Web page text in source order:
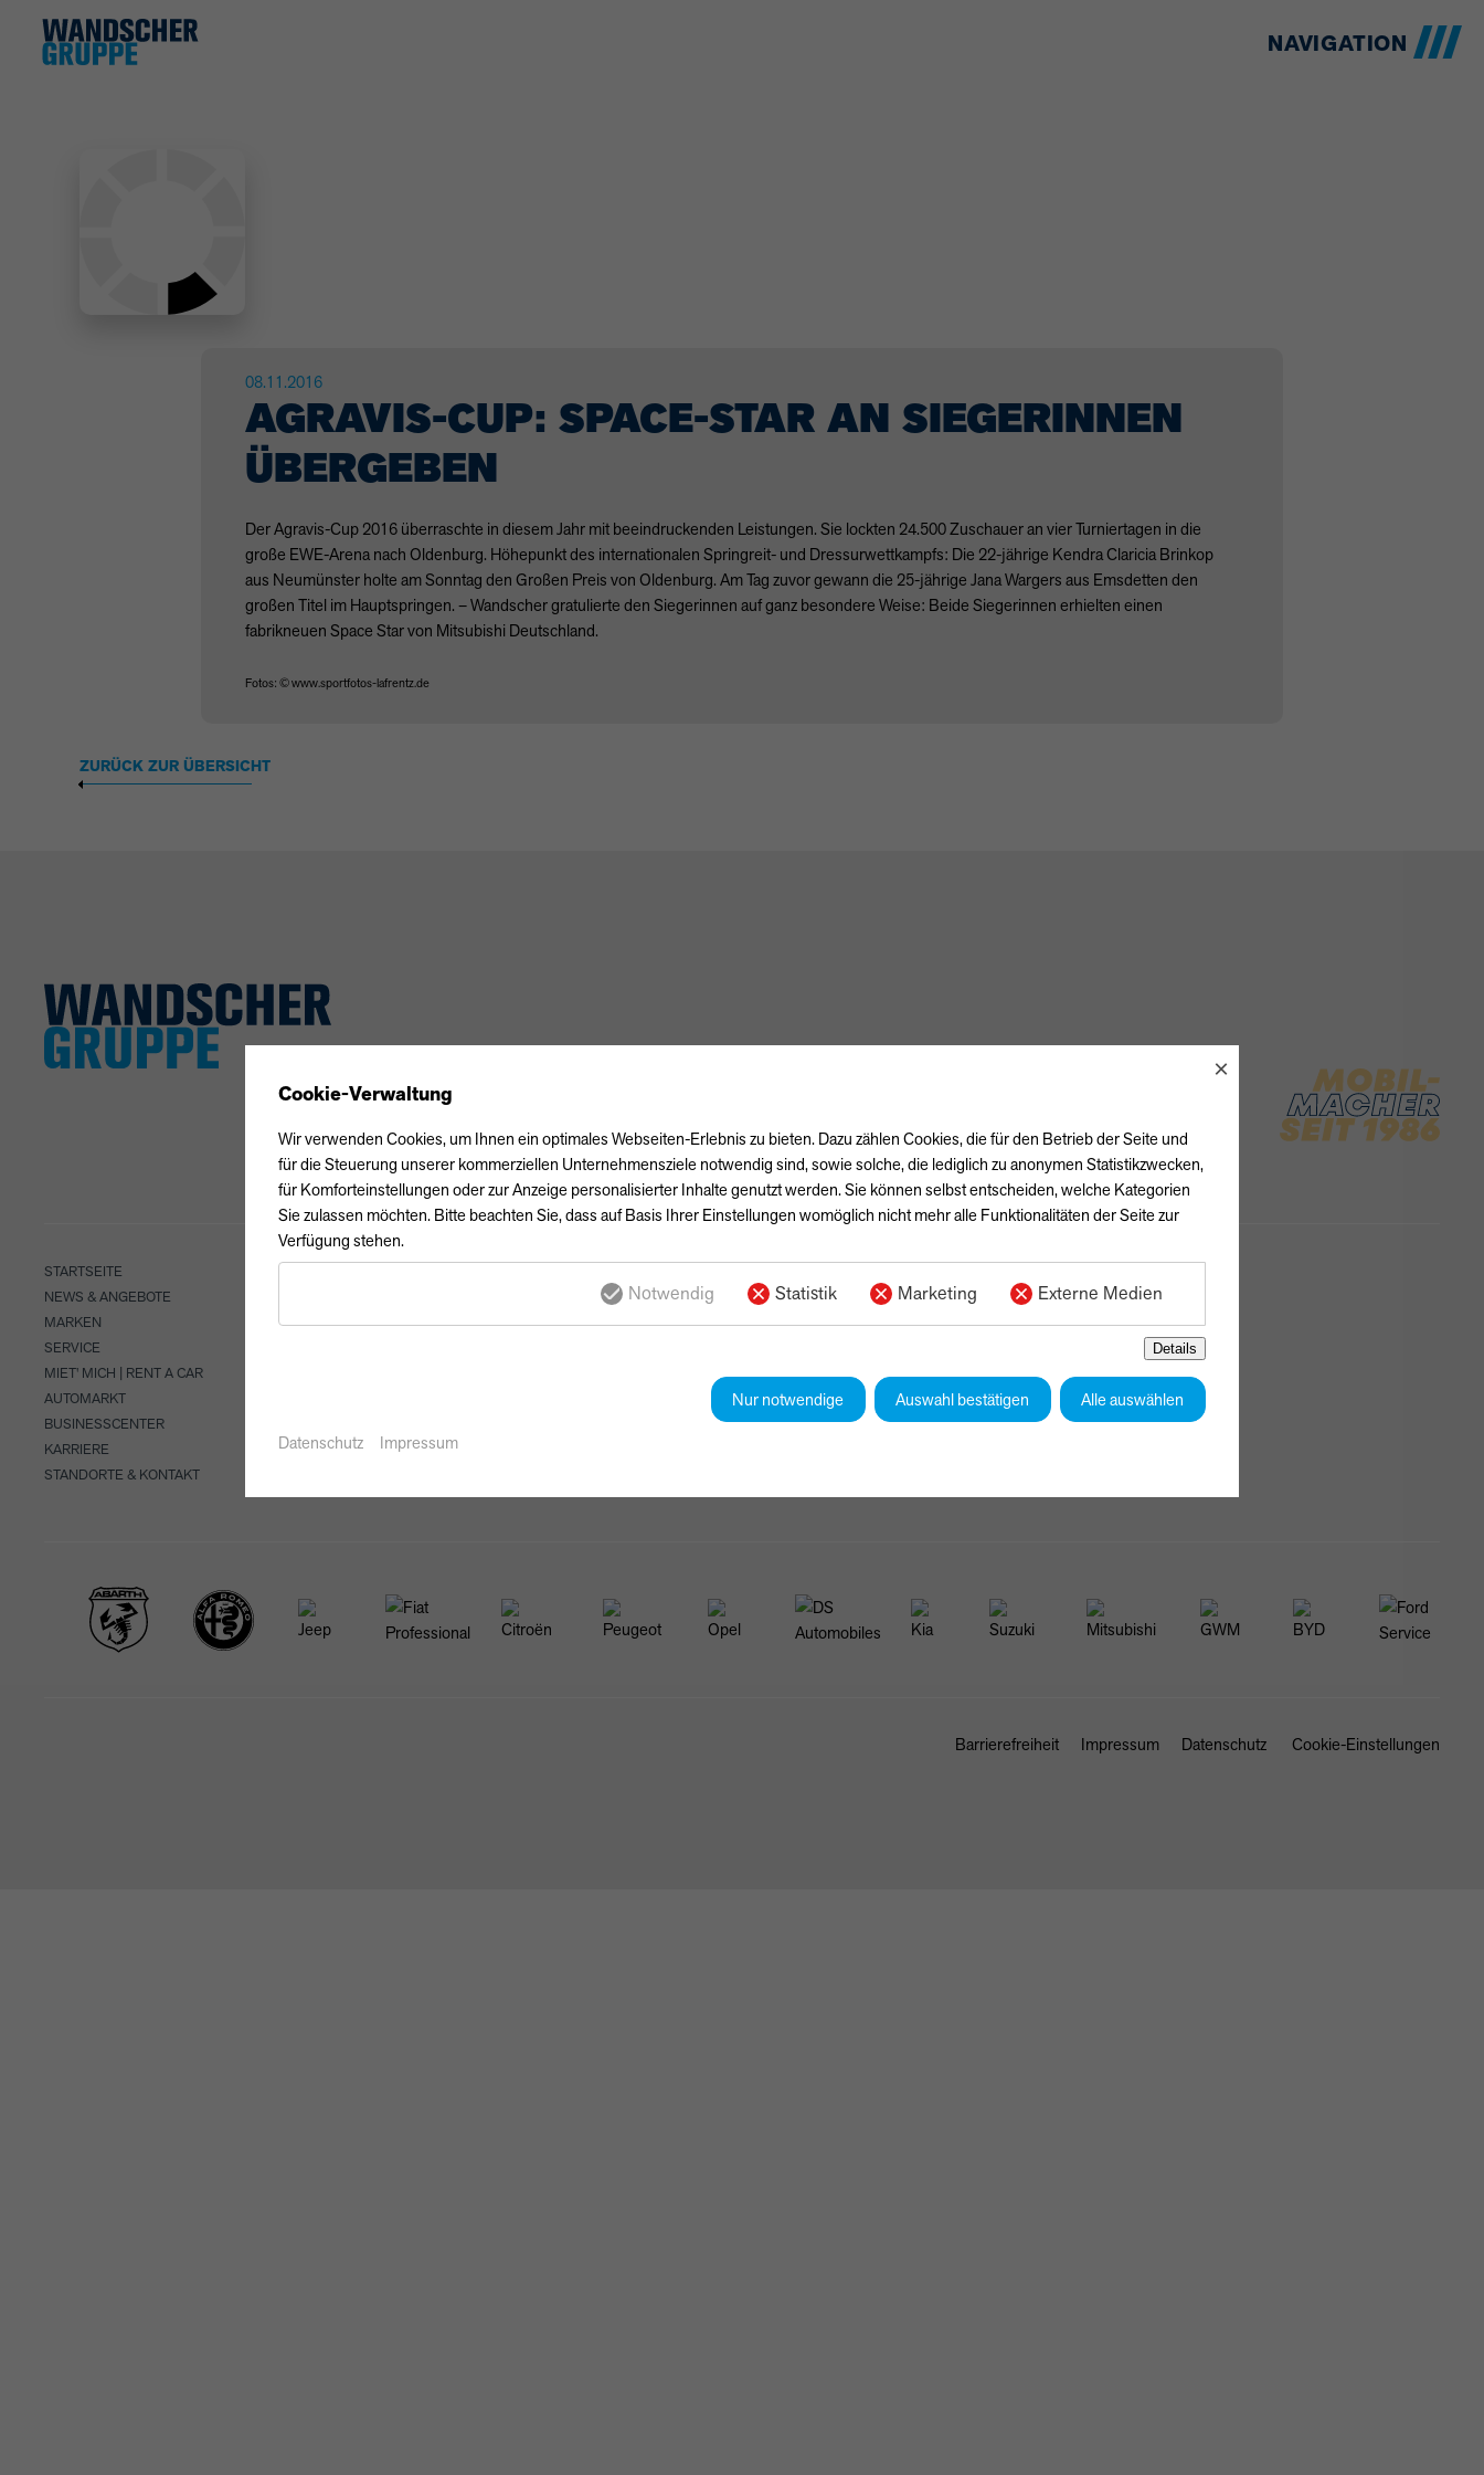
NAVIGATION
08.11.2016
AGRAVIS-CUP: SPACE-STAR AN SIEGERINNEN
ÜBERGEBEN
Der Agravis-Cup 2016 überraschte in diesem Jahr mit beeindruckenden Leistungen. Sie lockten 24.500 Zuschauer an vier Turniertagen in die
große EWE-Arena nach Oldenburg. Höhepunkt des internationalen Springreit- und Dressurwettkampfs: Die 22-jährige Kendra Claricia Brinkop
aus Neumünster holte am Sonntag den Großen Preis von Oldenburg. Am Tag zuvor gewann die 25-jährige Jana Wargers aus Emsdetten den
großen Titel im Hauptspringen. – Wandscher gratulierte den Siegerinnen auf ganz besondere Weise: Beide Siegerinnen erhielten einen
fabrikneuen Space Star von Mitsubishi Deutschland.
Fotos: © www.sportfotos-lafrentz.de
ZURÜCK ZUR ÜBERSICHT
STARTSEITE
NEWS & ANGEBOTE
MARKEN
SERVICE
MIET' MICH | RENT A CAR
AUTOMARKT
BUSINESSCENTER
KARRIERE
STANDORTE & KONTAKT
Barrierefreiheit Impressum Datenschutz Cookie-Einstellungen
Cookie-Verwaltung
×
Wir verwenden Cookies, um Ihnen ein optimales Webseiten-Erlebnis zu bieten. Dazu zählen Cookies, die für den Betrieb der Seite und
für die Steuerung unserer kommerziellen Unternehmensziele notwendig sind, sowie solche, die lediglich zu anonymen Statistikzwecken,
für Komforteinstellungen oder zur Anzeige personalisierter Inhalte genutzt werden. Sie können selbst entscheiden, welche Kategorien
Sie zulassen möchten. Bitte beachten Sie, dass auf Basis Ihrer Einstellungen womöglich nicht mehr alle Funktionalitäten der Seite zur
Verfügung stehen.
Notwendig Statistik Marketing Externe Medien
Details
Nur notwendige Auswahl bestätigen Alle auswählen
Datenschutz Impressum